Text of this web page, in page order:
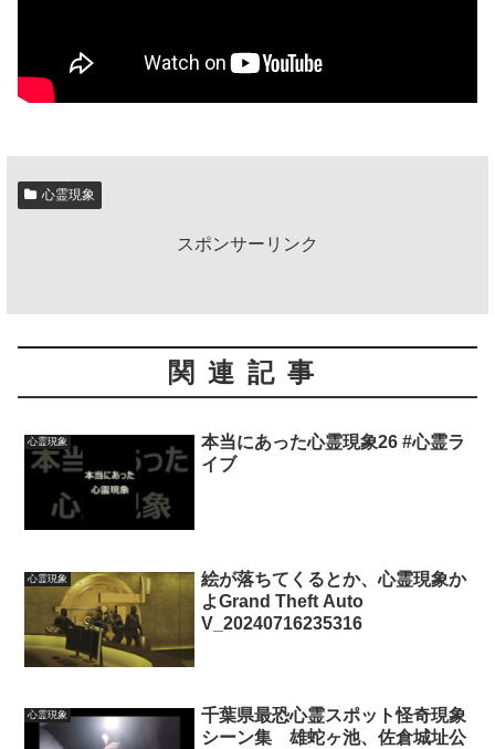
心霊現象
スポンサーリンク
関連記事
心霊現象
本当にあった心霊現象26 #心霊ラ
イブ
心霊現象
絵が落ちてくるとか、心霊現象か
よGrand Theft Auto
V_20240716235316
心霊現象
千葉県最恐心霊スポット怪奇現象
シーン集 雄蛇ヶ池、佐倉城址公